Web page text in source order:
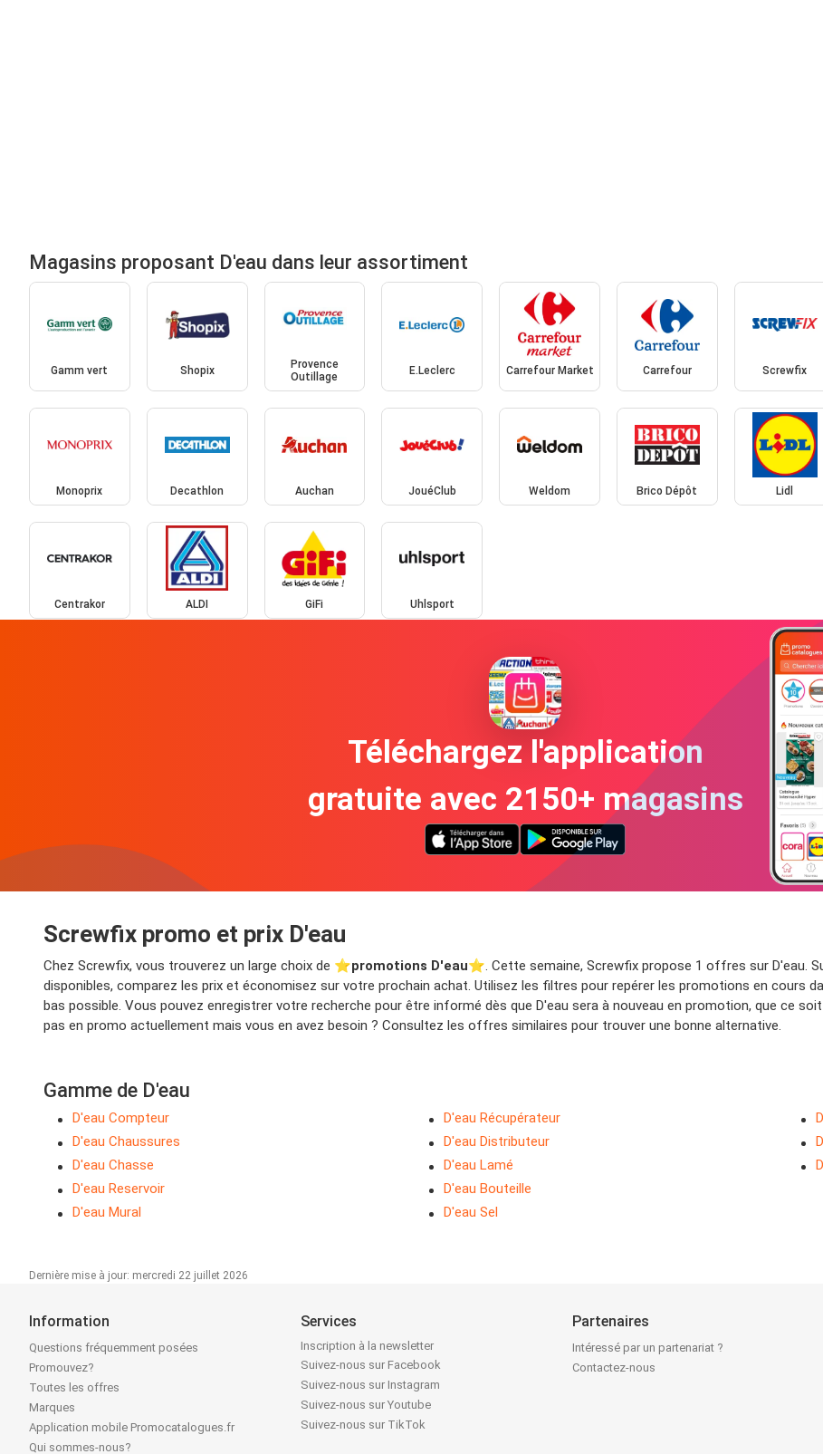
Magasins proposant D'eau dans leur assortiment
Gamm vert Shopix
Provence
Outillage
E.Leclerc Carrefour Market Carrefour Screwfix
Monoprix Decathlon Auchan JouéClub Weldom Brico Dépôt Lidl
Centrakor ALDI GiFi Uhlsport
Téléchargez l'application
gratuite avec 2150+ magasins
Screwfix promo et prix D'eau
Chez Screwfix, vous trouverez un large choix de ⭐️promotions D'eau⭐️. Cette semaine, Screwfix propose 1 offres sur D'eau.
disponibles, comparez les prix et économisez sur votre prochain achat. Utilisez les filtres pour repérer les promotions en cours
bas possible. Vous pouvez enregistrer votre recherche pour être informé dès que D'eau sera à nouveau en promotion, que ce
pas en promo actuellement mais vous en avez besoin ? Consultez les offres similaires pour trouver une bonne alternative.
Gamme de D'eau
D'eau Compteur
D'eau Chaussures
D'eau Chasse
D'eau Reservoir
D'eau Mural
D'eau Récupérateur
D'eau Distributeur
D'eau Lamé
D'eau Bouteille
D'eau Sel
Dernière mise à jour: mercredi 22 juillet 2026
Information
Questions fréquemment posées
Promouvez?
Toutes les offres
Marques
Application mobile Promocatalogues.fr
Qui sommes-nous?
Services
Inscription à la newsletter
Suivez-nous sur Facebook
Suivez-nous sur Instagram
Suivez-nous sur Youtube
Suivez-nous sur TikTok
Partenaires
Intéressé par un partenariat ?
Contactez-nous